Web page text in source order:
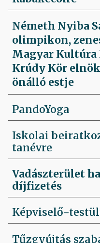
Németh Nyiba
olimpikon,
Magyar Kultúra
Krúdy Kör
önálló estje
PandoYoga
Iskolai
tanévre
Vadászterület
díjfizetés
Képviselő-
Tűzgyújtás